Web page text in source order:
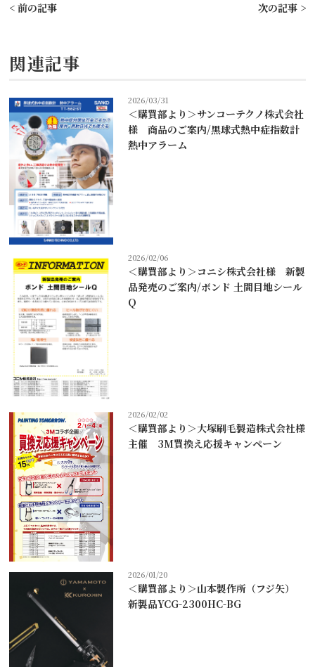
< 前の記事 次の記事 >
関連記事
2026/03/31
＜購買部より＞サンコーテクノ株式会社
様 商品のご案内/黒球式熱中症指数計
熱中アラーム
2026/02/06
＜購買部より＞コニシ株式会社様 新製
品発売のご案内/ボンド 土間目地シール
Q
2026/02/02
＜購買部より＞大塚刷毛製造株式会社様
主催 3M買換え応援キャンペーン
2026/01/20
＜購買部より＞山本製作所（フジ矢）
新製品YCG-2300HC-BG